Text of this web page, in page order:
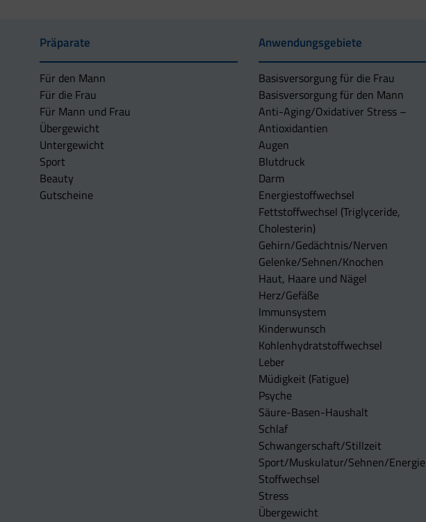
Präparate
Für den Mann
Für die Frau
Für Mann und Frau
Übergewicht
Untergewicht
Sport
Beauty
Gutscheine
Anwendungsgebiete
Basisversorgung für die Frau
Basisversorgung für den Mann
Anti-Aging/Oxidativer Stress –
Antioxidantien
Augen
Blutdruck
Darm
Energiestoffwechsel
Fettstoffwechsel (Triglyceride,
Cholesterin)
Gehirn/Gedächtnis/Nerven
Gelenke/Sehnen/Knochen
Haut, Haare und Nägel
Herz/Gefäße
Immunsystem
Kinderwunsch
Kohlenhydratstoffwechsel
Leber
Müdigkeit (Fatigue)
Psyche
Säure-Basen-Haushalt
Schlaf
Schwangerschaft/Stillzeit
Sport/Muskulatur/Sehnen/Energie
Stoffwechsel
Stress
Übergewicht